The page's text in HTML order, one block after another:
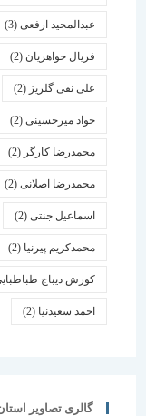
عبدالمجید ارفعی(3)
فریال جواهریان(2)
علی نقی گلریز(2) حسن
جواد میرحسینی (2)
محمدرضا کارگر(2)
محمدرضا اصلانی(2)
اسماعیل جنتی(2)
محمدکریم پیرنیا (2)
کورش دیباج طباطبایی(2)
احمد سعیدنیا (2)
گالری تصاویر استان‌ها